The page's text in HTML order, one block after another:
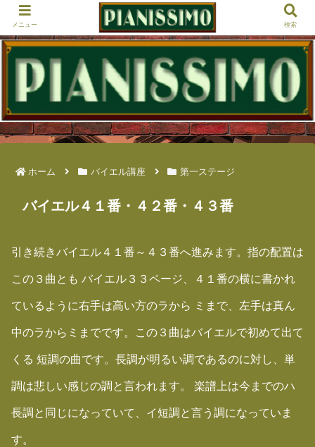
ホーム バイエル講座 第一ステージ
バイエル４１番・４２番・４３番
引き続きバイエル４１番～４３番へ進みます。指の配置は
この３曲とも バイエル３３ページ、４１番の横に書かれ
ているように右手は高い方のラから ミまで、左手は真ん
中のラからミまでです。この３曲はバイエルで初めて出て
くる 短調の曲です。長調が明るい調であるのに対し、単
調は悲しい感じの調と言われます。 楽譜上は今までのハ
長調と同じになっていて、イ短調と言う調になっていま
す。
メニュー 検索